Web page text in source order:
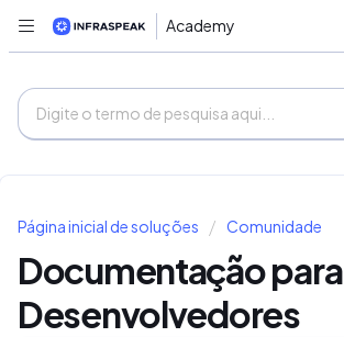
Academy
Página inicial de soluções Comunidade
Documentação para
Desenvolvedores